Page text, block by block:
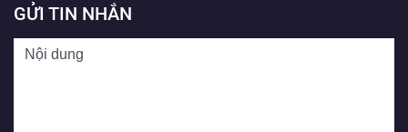
GỬI TIN NHẮN